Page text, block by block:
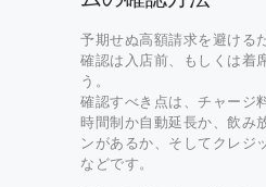
予期せぬ高額請求を避ける
確認は入店前、もしくは着
う。
確認すべき点は、チャージ
時間制か自動延長か、飲み
ンがあるか、そしてクレジ
などです。